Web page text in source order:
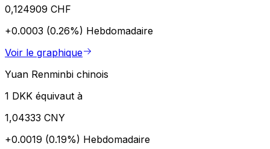
0,124909 CHF
+0.0003 (0.26%) Hebdomadaire
Voir le graphique
Yuan Renminbi chinois
1 DKK équivaut à
1,04333 CNY
+0.0019 (0.19%) Hebdomadaire